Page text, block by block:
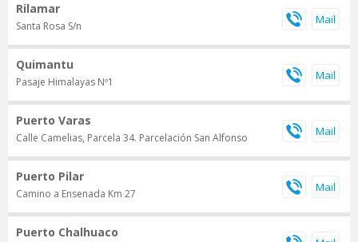
Rilamar
Santa Rosa S/n
Quimantu
Pasaje Himalayas Nº1
Puerto Varas
Calle Camelias, Parcela 34. Parcelación San Alfonso
Puerto Pilar
Camino a Ensenada Km 27
Puerto Chalhuaco